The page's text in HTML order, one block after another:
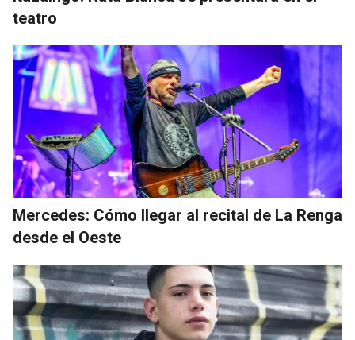
teatro
Mercedes: Cómo llegar al recital de La Renga
desde el Oeste